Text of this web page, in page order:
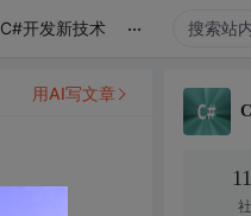
C#开发新技术 ...
用AI写文章